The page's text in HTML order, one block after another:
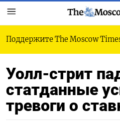
Поддержите The Moscow
Уолл-стрит
статданные
тревоги о